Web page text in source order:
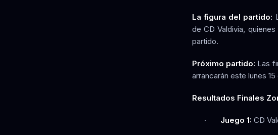
La figura del partido:
de CD Valdivia,
partido.
Próximo partido: Las
arrancarán este lunes
Resultados Finales
· Juego 1: CD